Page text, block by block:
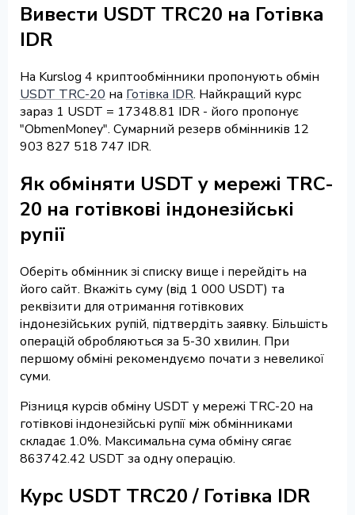
Вивести USDT TRC20 на Готівка
IDR
На Kurslog 4 криптообмінники пропонують обмін
USDT TRC-20 на Готівка IDR. Найкращий курс
зараз 1 USDT = 17348.81 IDR - його пропонує
"ObmenMoney". Сумарний резерв обмінників 12
903 827 518 747 IDR.
Як обміняти USDT у мережі TRC-
20 на готівкові індонезійські
рупії
Оберіть обмінник зі списку вище і перейдіть на
його сайт. Вкажіть суму (від 1 000 USDT) та
реквізити для отримання готівкових
індонезійських рупій, підтвердіть заявку. Більшість
операцій обробляються за 5-30 хвилин. При
першому обміні рекомендуємо почати з невеликої
суми.
Різниця курсів обміну USDT у мережі TRC-20 на
готівкові індонезійські рупії між обмінниками
складає 1.0%. Максимальна сума обміну сягає
863742.42 USDT за одну операцію.
Курс USDT TRC20 / Готівка IDR